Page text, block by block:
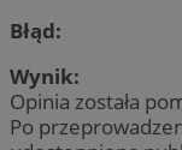
Błąd:
Wynik:
Opinia została
Po